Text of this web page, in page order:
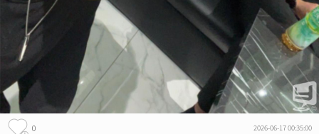
0 2026-06-17 00:35:00